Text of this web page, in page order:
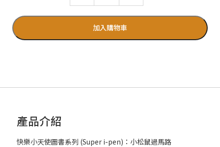
加入購物車
產品介紹
快樂小天使圖書系列 (Super i-pen)：小松鼠過馬路